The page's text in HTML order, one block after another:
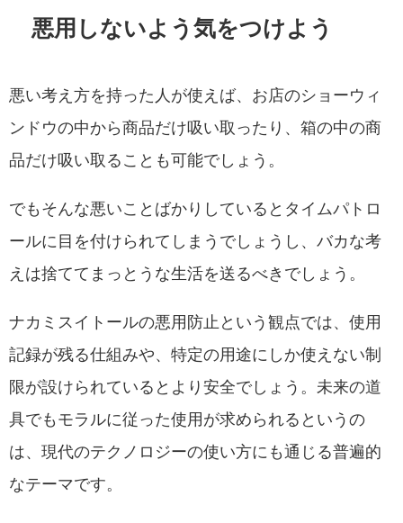
悪用しないよう気をつけよう
悪い考え方を持った人が使えば、お店のショーウィ
ンドウの中から商品だけ吸い取ったり、箱の中の商
品だけ吸い取ることも可能でしょう。
でもそんな悪いことばかりしているとタイムパトロ
ールに目を付けられてしまうでしょうし、バカな考
えは捨ててまっとうな生活を送るべきでしょう。
ナカミスイトールの悪用防止という観点では、使用
記録が残る仕組みや、特定の用途にしか使えない制
限が設けられているとより安全でしょう。未来の道
具でもモラルに従った使用が求められるというの
は、現代のテクノロジーの使い方にも通じる普遍的
なテーマです。